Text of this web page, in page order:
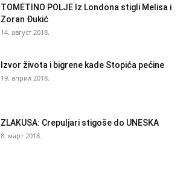
TOMETINO POLJE Iz Londona stigli Melisa i
Zoran Đukić
14. август 2018.
Izvor života i bigrene kade Stopića pećine
19. април 2018.
ZLAKUSA: Crepuljari stigoše do UNESKA
8. март 2018.